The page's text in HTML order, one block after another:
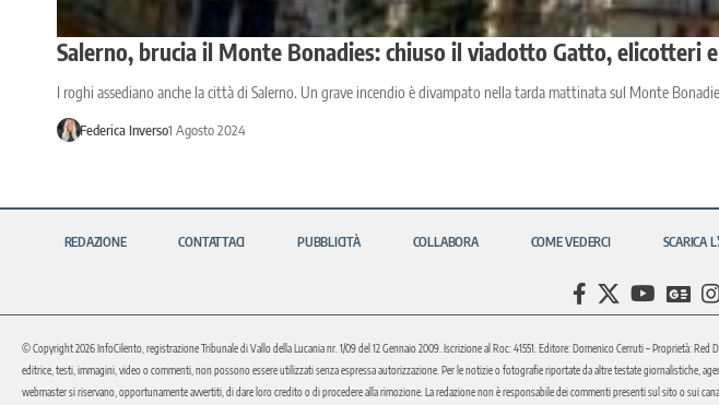
Salerno, brucia il Monte Bonadies: chiuso il viadotto Gatto, elicotteri
I roghi assediano anche la città di Salerno. Un grave incendio è divampato nella tarda mattinata sul Monte
Federica Inverso1 Agosto 2024
REDAZIONE CONTATTACI PUBBLICITÀ COLLABORA COME VEDERCI SCARICA
© Copyright 2026 InfoCilento, registrazione Tribunale di Vallo della Lucania nr. 1/09 del 12 Gennaio 2009. Iscrizione al Roc: 41551. Editore: Domenico Cerruti – Proprietà:
editrice, testi, immagini, video o commenti, non possono essere utilizzati senza espressa autorizzazione. Per le notizie o fotografie riportate da altre testate giornalistiche,
webmaster si riservano, opportunamente avvertiti, di dare loro credito o di procedere alla rimozione. La redazione non è responsabile dei commenti presenti sul sito o